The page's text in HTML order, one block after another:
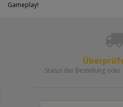
Gameplay!
Status der Bestellung